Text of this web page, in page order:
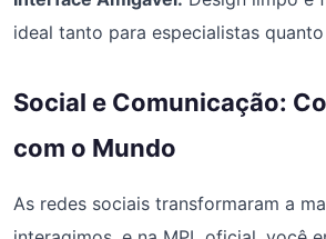
ideal tanto para especialistas
Social e Comunicação:
com o Mundo
As redes sociais transformaram a